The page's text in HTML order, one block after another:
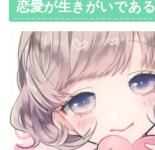
恋愛が生きがいである